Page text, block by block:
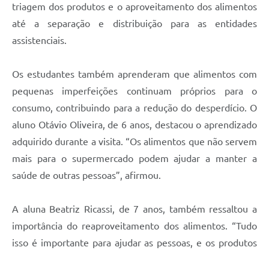
triagem dos produtos e o aproveitamento dos alimentos
até a separação e distribuição para as entidades
assistenciais.
Os estudantes também aprenderam que alimentos com
pequenas imperfeições continuam próprios para o
consumo, contribuindo para a redução do desperdício. O
aluno Otávio Oliveira, de 6 anos, destacou o aprendizado
adquirido durante a visita. “Os alimentos que não servem
mais para o supermercado podem ajudar a manter a
saúde de outras pessoas”, afirmou.
A aluna Beatriz Ricassi, de 7 anos, também ressaltou a
importância do reaproveitamento dos alimentos. “Tudo
isso é importante para ajudar as pessoas, e os produtos